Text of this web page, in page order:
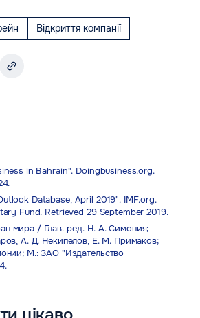
Відкриття компанії
in Bahrain". Doingbusiness.org.
Database, April 2019". IMF.org.
Fund. Retrieved 29 September 2019.
мира / Глав. ред. Н. А. Симония;
А. Д. Некипелов, Е. М. Примаков;
М.: ЗАО "Издательство